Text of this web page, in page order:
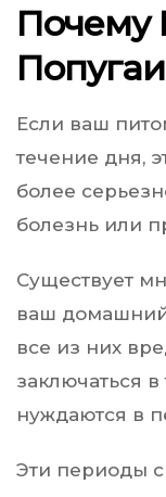
Почему
Если ваш
течение дня,
более
болезнь или
Существует
ваш
все из них
заключаться
нуждаются в
Эти периоды